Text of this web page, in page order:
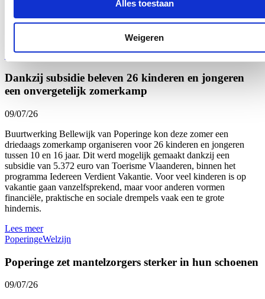
Alles toestaan
Weigeren
hun sterk engagement voor gezonde voeding op school én de
Parlementslid Loes Vandromme (cd&v) tevreden.
OnderwijsWelzijnWest-Vlaanderen
Dankzij subsidie beleven 26 kinderen en jongeren
een onvergetelijk zomerkamp
09/07/26
Buurtwerking Bellewijk van Poperinge kon deze zomer een
driedaags zomerkamp organiseren voor 26 kinderen en jongeren
tussen 10 en 16 jaar. Dit werd mogelijk gemaakt dankzij een
subsidie van 5.372 euro van Toerisme Vlaanderen, binnen het
programma Iedereen Verdient Vakantie. Voor veel kinderen is op
vakantie gaan vanzelfsprekend, maar voor anderen vormen
financiële, praktische en sociale drempels vaak een te grote
hindernis.
Lees meer
PoperingeWelzijn
Poperinge zet mantelzorgers sterker in hun schoenen
09/07/26